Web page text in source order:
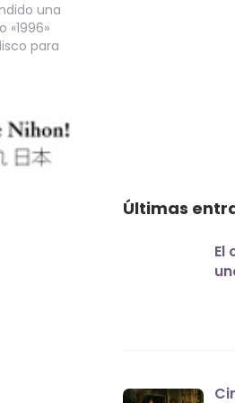
una
para
Últimas
El